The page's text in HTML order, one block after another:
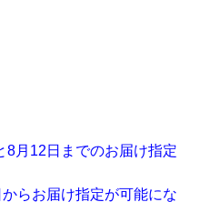
8月12日までのお届け指定
らお届け指定が可能にな